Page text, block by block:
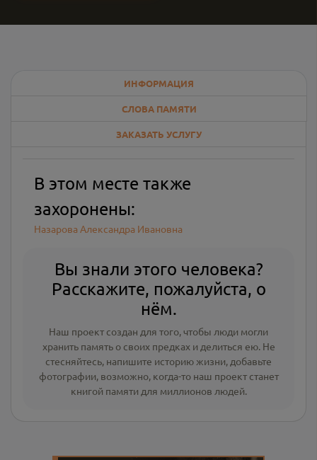
ИНФОРМАЦИЯ
СЛОВА ПАМЯТИ
ЗАКАЗАТЬ УСЛУГУ
В этом месте также
захоронены:
Назарова Александра Ивановна
Вы знали этого человека?
Расскажите, пожалуйста, о
нём.
Наш проект создан для того, чтобы люди могли
хранить память о своих предках и делиться ею. Не
стесняйтесь, напишите историю жизни, добавьте
фотографии, возможно, когда-то наш проект станет
книгой памяти для миллионов людей.